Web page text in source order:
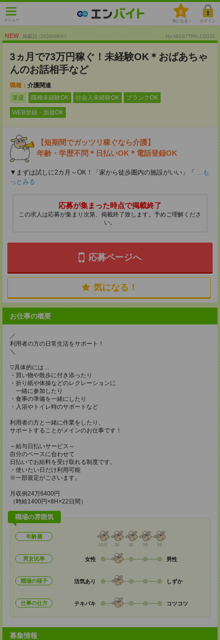
メニュー
0
気になる！ ログイン
NEW 掲載日 :2026/08/07 No.NISSTTRK-1SG11
3ヵ月で73万円稼ぐ！未経験OK＊おばあちゃ
んのお話相手など
職種： 介護関連
派遣
職種未経験OK 社会人未経験OK ブランクOK
WEB登録・面接OK
【短期間でガッツリ稼ぐなら介護】
年齢・学歴不問＊日払いOK＊電話登録OK
▼まずは試しに2カ月～OK！「家から徒歩圏内の施設がいい」「 ...も
っとみる
応募が集まった時点で掲載終了
この求人は応募が集まり次第、掲載終了致します。予めご理解くださ
い。
応募ページへ
気になる！
お仕事の概要
／
利用者の方の日常生活をサポート！
＼
▽具体的には…
・買い物や散歩に付き添ったり
・折り紙や体操などのレクレーションに
一緒に参加したり
・食事の準備を一緒にしたり
・入浴やトイレ時のサポートなど
利用者の方と一緒に作業をしたり、
サポートすることがメインのお仕事です！
～給与日払いサービス～
自分のペースに合わせて
日払いでお給料を受け取れる制度です。
・使いたい日だけ利用可能
※一部規定がございます。
月収例24万6400円
（時給1400円×8H×22日間）
職場の雰囲気
年齢層
20代 30 40 50 60
男女比率 女性 男性
職場の様子 活気あり しずか
仕事の仕方 テキパキ コツコツ
募集情報